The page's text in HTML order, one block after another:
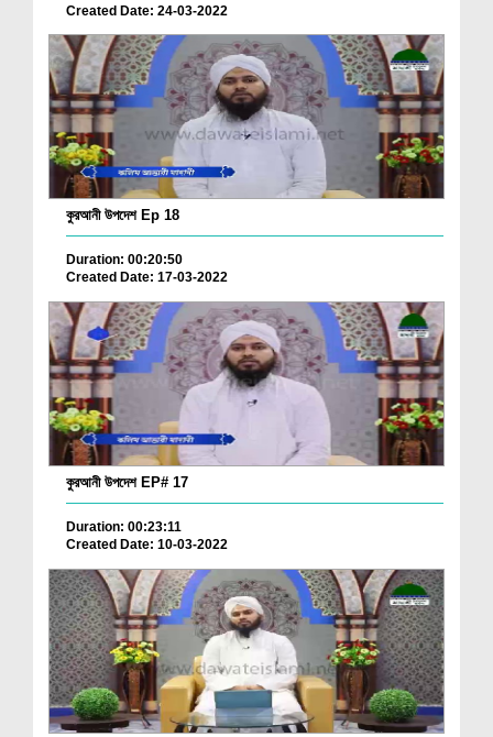
Created Date: 24-03-2022
কুরআনী উপদেশ Ep 18
Duration: 00:20:50
Created Date: 17-03-2022
কুরআনী উপদেশ EP# 17
Duration: 00:23:11
Created Date: 10-03-2022